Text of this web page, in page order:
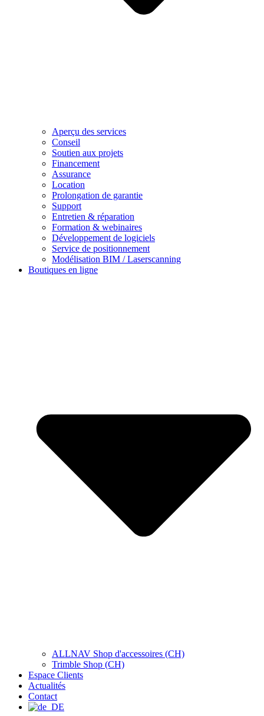
Aperçu des services
Conseil
Soutien aux projets
Financement
Assurance
Location
Prolongation de garantie
Support
Entretien & réparation
Formation & webinaires
Développement de logiciels
Service de positionnement
Modélisation BIM / Laserscanning
Boutiques en ligne
ALLNAV Shop d'accessoires (CH)
Trimble Shop (CH)
Espace Clients
Actualités
Contact